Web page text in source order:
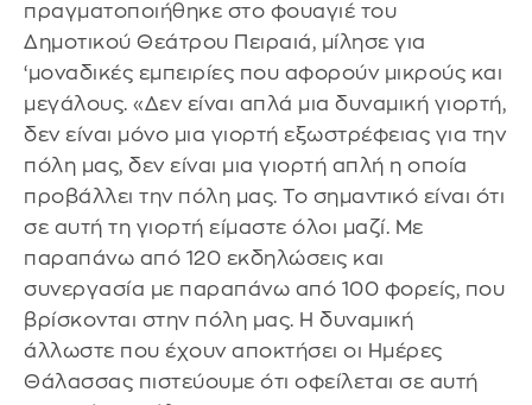
πραγματοποιήθηκε στο φουαγιέ του
Δημοτικού Θεάτρου Πειραιά, μίλησε για
‘μοναδικές εμπειρίες που αφορούν μικρούς και
μεγάλους. «Δεν είναι απλά μια δυναμική γιορτή,
δεν είναι μόνο μια γιορτή εξωστρέφειας για την
πόλη μας, δεν είναι μια γιορτή απλή η οποία
προβάλλει την πόλη μας. Το σημαντικό είναι ότι
σε αυτή τη γιορτή είμαστε όλοι μαζί. Με
παραπάνω από 120 εκδηλώσεις και
συνεργασία με παραπάνω από 100 φορείς, που
βρίσκονται στην πόλη μας. Η δυναμική
άλλωστε που έχουν αποκτήσει οι Ημέρες
Θάλασσας πιστεύουμε ότι οφείλεται σε αυτή